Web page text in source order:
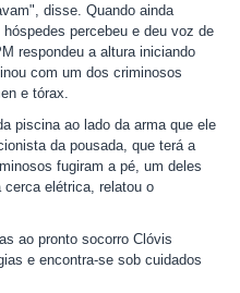
disse. Quando ainda
percebeu e deu voz de
respondeu a altura iniciando
com um dos criminosos
e tórax.
piscina ao lado da arma que ele
da pousada, que terá a
fugiram a pé, um deles
elétrica, relatou o
ao pronto socorro Clóvis
e encontra-se sob cuidados